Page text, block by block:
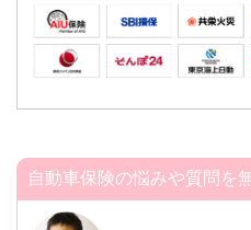
自動車保険の悩みや質問を